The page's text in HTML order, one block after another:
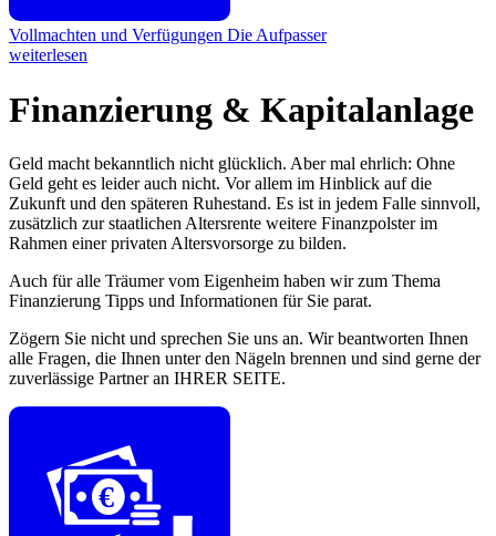
Vollmachten und Verfügungen Die Aufpasser
weiterlesen
Finanzierung & Kapitalanlage
Geld macht bekanntlich nicht glücklich. Aber mal ehrlich: Ohne
Geld geht es leider auch nicht. Vor allem im Hinblick auf die
Zukunft und den späteren Ruhestand. Es ist in jedem Falle sinnvoll,
zusätzlich zur staatlichen Altersrente weitere Finanzpolster im
Rahmen einer privaten Altersvorsorge zu bilden.
Auch für alle Träumer vom Eigenheim haben wir zum Thema
Finanzierung Tipps und Informationen für Sie parat.
Zögern Sie nicht und sprechen Sie uns an. Wir beantworten Ihnen
alle Fragen, die Ihnen unter den Nägeln brennen und sind gerne der
zuverlässige Partner an IHRER SEITE.
€